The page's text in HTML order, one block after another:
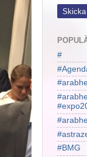
#
#BMG